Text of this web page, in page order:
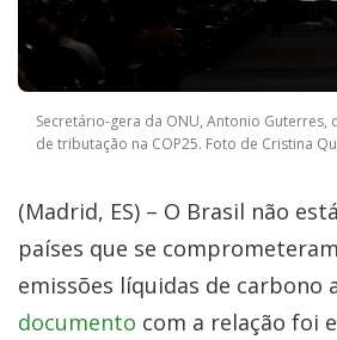
Secretário-gera da ONU, Antonio
de tributação na COP25. Foto de Cristina
(Madrid, ES) – O Brasil não
países que se
emissões líquidas de carbono
documento com a relação foi